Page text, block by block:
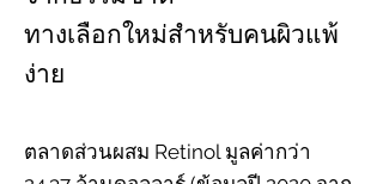
ทางเลือกใหม่สำหรับคนผิวแพ้
ง่าย
ตลาดส่วนผสม Retinol มูลค่ากว่า